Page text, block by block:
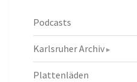
Podcasts
Karlsruher Archiv
Plattenläden